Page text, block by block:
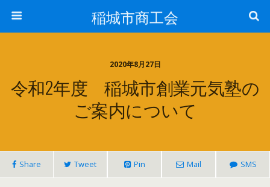
稲城市商工会
2020年8月27日
令和2年度 稲城市創業元気塾の
ご案内について
Share Tweet Pin Mail SMS